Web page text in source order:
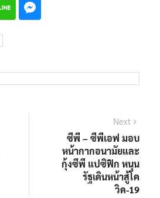
Next
ซีพี – ซีพีเอฟ มอบ
หน้ากากอนามัยและ
กุ้งซีพี แปซิฟิก หนุน
รัฐเดินหน้าสู้โค
วิด-19